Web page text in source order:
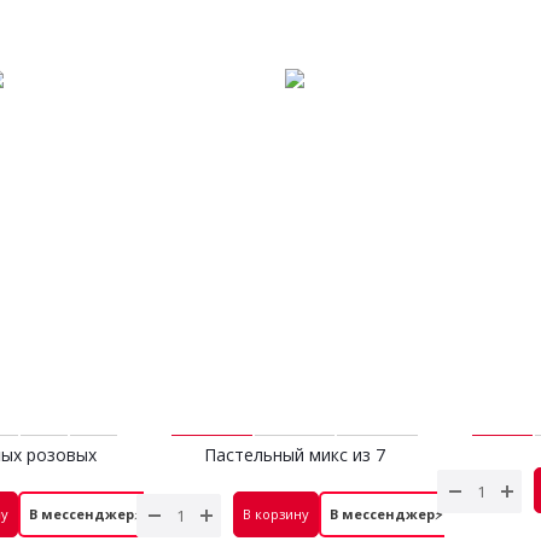
розовых
В мессенджер⚡
Пастельный микс из 7
4 700 руб.
В корзину В мессенджер⚡